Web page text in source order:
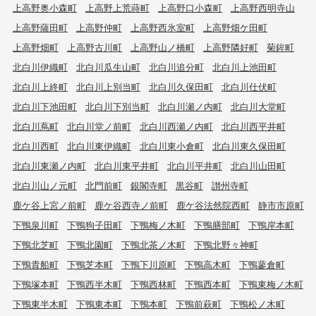
上高野奥小森町
上高野上荒蒔町 上高野口小森町
上高野西明寺山
上高野薩田町
上高野仲町 上高野西氷室町
上高野畑ケ田町
上高野畑町
上高野古川町 上高野山ノ橋町 上高野隣好町
菊鉾町
北白川伊織町
北白川瓜生山町 北白川追分町
北白川上池田町
北白川上終町
北白川上別当町 北白川久保田町
北白川仕伏町
北白川下池田町
北白川下別当町 北白川瀬ノ内町
北白川大堂町
北白川蔦町
北白川堂ノ前町 北白川西瀬ノ内町
北白川西平井町
北白川西町
北白川東伊織町 北白川東小倉町
北白川東久保田町
北白川東瀬ノ内町
北白川東平井町 北白川平井町
北白川山田町
北白川山ノ元町
北門前町 銀閣寺町 黒谷町
讃州寺町
鹿ケ谷上宮ノ前町
鹿ケ谷西寺ノ前町 鹿ケ谷法然院西町
静市市原町
下鴨泉川町
下鴨狗子田町 下鴨梅ノ木町 下鴨膳部町
下鴨岸本町
下鴨北芝町
下鴨北園町 下鴨北茶ノ木町
下鴨北野々神町
下鴨貴船町
下鴨芝本町 下鴨下川原町 下鴨高木町
下鴨蓼倉町
下鴨塚本町
下鴨西半木町 下鴨西林町 下鴨西本町
下鴨東梅ノ木町
下鴨東半木町
下鴨東本町 下鴨本町 下鴨前萩町
下鴨松ノ木町